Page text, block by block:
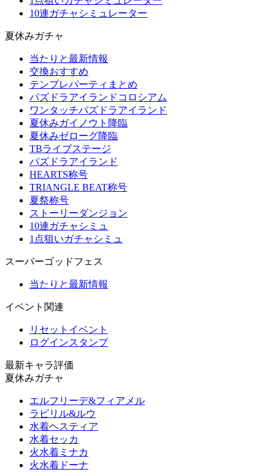
10連ガチャシミュレーター
夏休みガチャ
当たりと最新情報
交換おすすめ
テンプレパーティまとめ
パズドラアイランドコロシアム
ワンタッチパズドラアイランド
夏休みガイノウト降臨
夏休みゼローグ降臨
TBライブステージ
パズドラアイランド
HEARTS称号
TRIANGLE BEAT称号
夏祭称号
ストーリーダンジョン
10連ガチャシミュ
1点狙いガチャシミュ
スーパーゴッドフェス
当たりと最新情報
イベント関連
リセットイベント
ログインスタンプ
最新キャラ評価
夏休みガチャ
エルフリーデ&フィアメル
ラビリル&ルウ
水着ヘスティア
水着セッカ
火水着ミナカ
火水着ドーナ